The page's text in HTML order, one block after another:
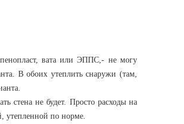
вата или ЭППС,- не могу
В обоих утеплить снаружи (там,
стена не будет. Просто расходы на
утепленной по норме.